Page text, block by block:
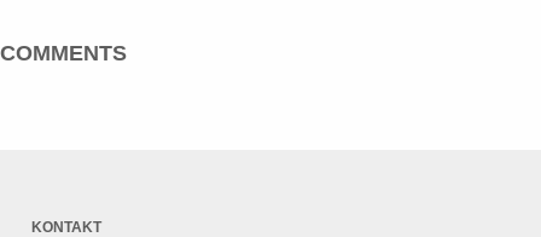
COMMENTS
KONTAKT